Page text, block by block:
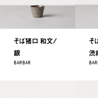
そば猪口 和文/
銀
BARBAR
そ
渋